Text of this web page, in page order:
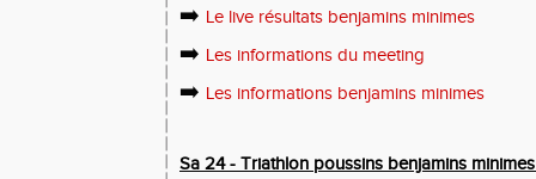
➡️ Le live résultats benjamins minimes
➡️ Les informations du meeting
➡️ Les informations benjamins minimes
Sa 24 - Triathlon poussins benjamins